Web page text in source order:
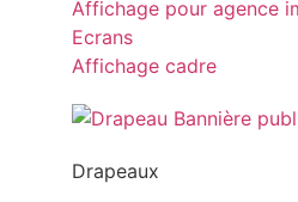
Affichage pour agence
Ecrans
Affichage cadre
Drapeaux